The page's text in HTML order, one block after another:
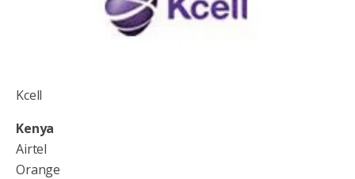
Kcell
Kenya
Airtel
Orange